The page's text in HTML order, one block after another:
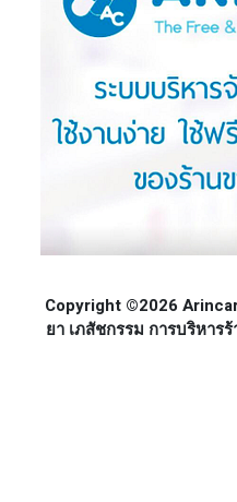
Copyright ©2026
ยา เภสัชกรรม การบริหาร